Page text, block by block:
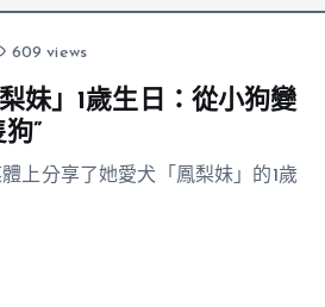
609 views
妹」1歲生日：從小狗變
”
上分享了她愛犬「鳳梨妹」的1歲